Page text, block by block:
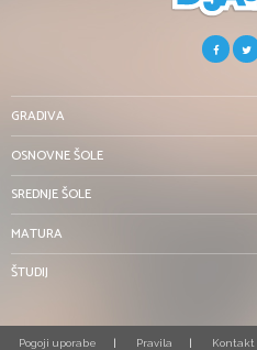
GRADIVA
OSNOVNE ŠOLE
SREDNJE ŠOLE
MATURA
ŠTUDIJ
Pogoji uporabe Pravila Kontakt